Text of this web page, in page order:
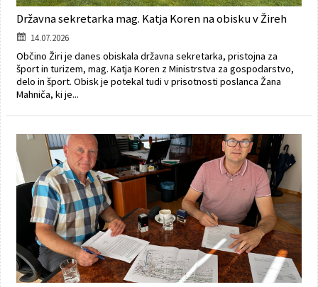
Državna sekretarka mag. Katja Koren na obisku v Žireh
14.07.2026
Občino Žiri je danes obiskala državna sekretarka, pristojna za
šport in turizem, mag. Katja Koren z Ministrstva za gospodarstvo,
delo in šport. Obisk je potekal tudi v prisotnosti poslanca Žana
Mahniča, ki je...